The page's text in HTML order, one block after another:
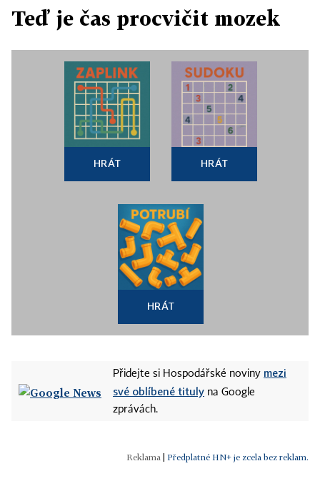
Teď je čas procvičit mozek
HRÁT HRÁT
HRÁT
Přidejte si Hospodářské noviny mezi
své oblíbené tituly na Google
zprávách.
Předplatné HN+ je zcela bez reklam.